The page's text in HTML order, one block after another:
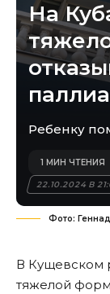
На
Ребенку
22.10.2024 В
1 МИН ЧТЕНИЯ
Фото:
В Кущевском
тяжелой